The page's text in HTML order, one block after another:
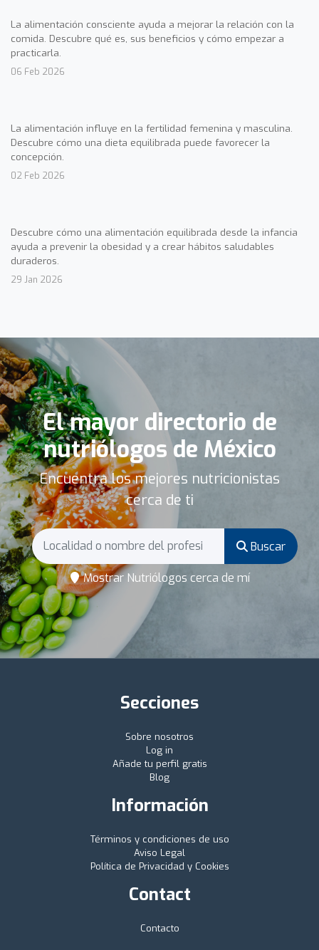
La alimentación consciente ayuda a mejorar la relación con la
comida. Descubre qué es, sus beneficios y cómo empezar a
practicarla.
06 Feb 2026
La alimentación influye en la fertilidad femenina y masculina.
Descubre cómo una dieta equilibrada puede favorecer la
concepción.
02 Feb 2026
Descubre cómo una alimentación equilibrada desde la infancia
ayuda a prevenir la obesidad y a crear hábitos saludables
duraderos.
29 Jan 2026
El mayor directorio de
nutriólogos de México
Encuentra los mejores nutricionistas
cerca de ti
Buscar
Mostrar Nutriólogos cerca de mí
Secciones
Sobre nosotros
Log in
Añade tu perfil gratis
Blog
Información
Términos y condiciones de uso
Aviso Legal
Política de Privacidad y Cookies
Contact
Contacto